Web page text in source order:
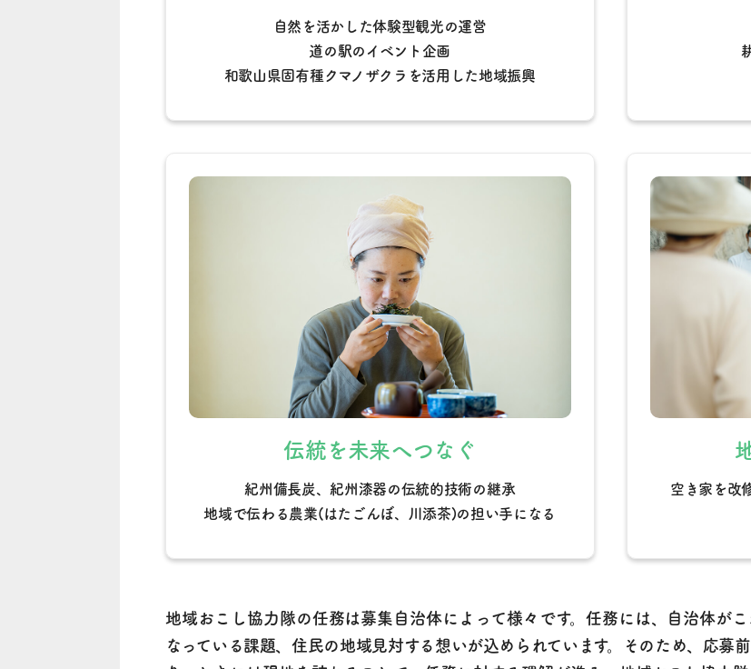
自然を活かした体験型観光の運営
道の駅のイベント企画
和歌山県固有種クマノザクラを活用した地域振興
伝統を未来へつなぐ
紀州備長炭、紀州漆器の伝統的技術の継承
地域で伝わる農業(はたごんぼ、川添茶)の担い手になる
空き家を改
地域おこし協力隊の任務は募集自治体によって様々です。任務には、自治体が
なっている課題、住民の地域見対する想いが込められています。そのため、応募